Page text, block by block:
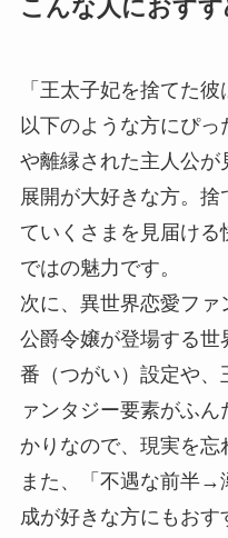
こんな人におすす
「王太子妃を捨てた
以下のような方にぴ
や離縁された主人公が
展開が大好きな方。
ていくさまを見届ける
ではの魅力です。
次に、異世界恋愛フ
公爵令嬢が登場する
番（つがい）設定や、
ァンタジー要素がふ
かりなので、現実を忘
また、「不遇な前半→
成が好きな方にもお